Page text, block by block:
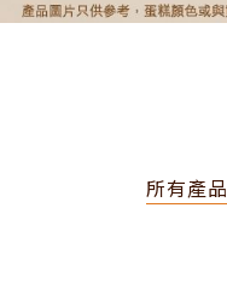
所有產品